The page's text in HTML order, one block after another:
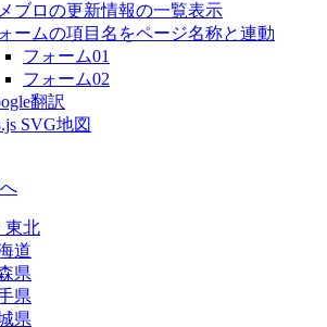
ブロの更新情報の一覧表示
ームの項目名をページ名称と連動
フォーム01
フォーム02
翻訳
SVG地図
東北
道
県
県
県